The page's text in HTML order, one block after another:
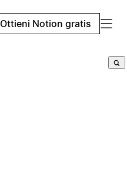
Ottieni Notion gratis